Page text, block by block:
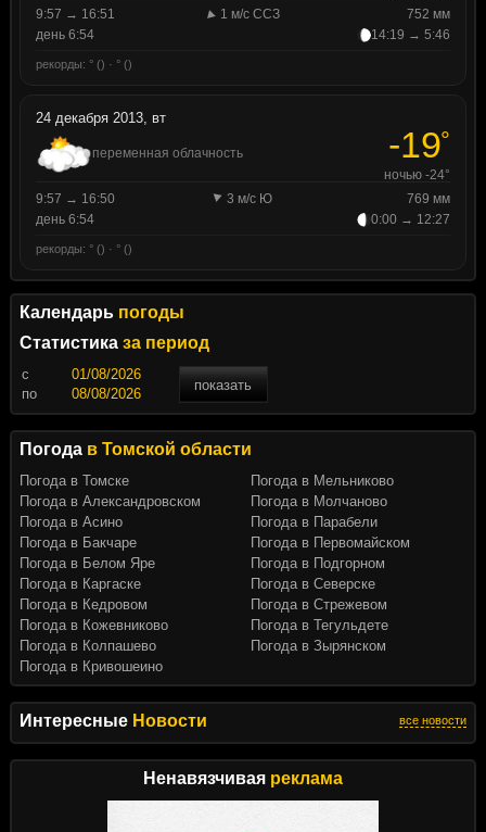
Интересные Новости все новости
Ненавязчивая реклама
9:57 → 16:51
1 м/с ССЗ
752 мм
день 6:54
14:19 → 5:46
рекорды: ° () · ° ()
24 декабря 2013, вт
переменная облачность -19°
ночью -24°
9:57 → 16:50
3 м/с Ю
769 мм
день 6:54
0:00 → 12:27
рекорды: ° () · ° ()
Календарь погоды
Статистика за период
c
показать
по
Погода в Томской области
Погода в Томске
Погода в Александровском
Погода в Асино
Погода в Бакчаре
Погода в Белом Яре
Погода в Каргаске
Погода в Кедровом
Погода в Кожевниково
Погода в Колпашево
Погода в Кривошеино
Погода в Мельниково
Погода в Молчаново
Погода в Парабели
Погода в Первомайском
Погода в Подгорном
Погода в Северске
Погода в Стрежевом
Погода в Тегульдете
Погода в Зырянском